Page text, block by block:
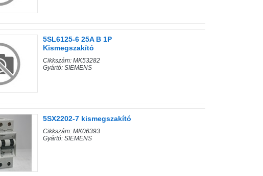
5SL6125-6 25A B 1P
Kismegszakító
Cikkszám: MK53282
Gyártó: SIEMENS
5SX2202-7 kismegszakító
Cikkszám: MK06393
Gyártó: SIEMENS